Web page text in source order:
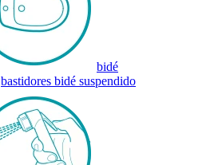
bidé
bastidores bidé suspendido